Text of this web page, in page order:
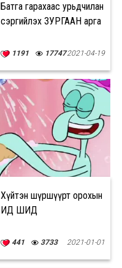
Батга гарахаас урьдчилан
сэргийлэх ЗУРГААН арга
1191 177472021-04-19
Хүйтэн шүршүүрт орохын
ИД ШИД
441 3733 2021-01-01